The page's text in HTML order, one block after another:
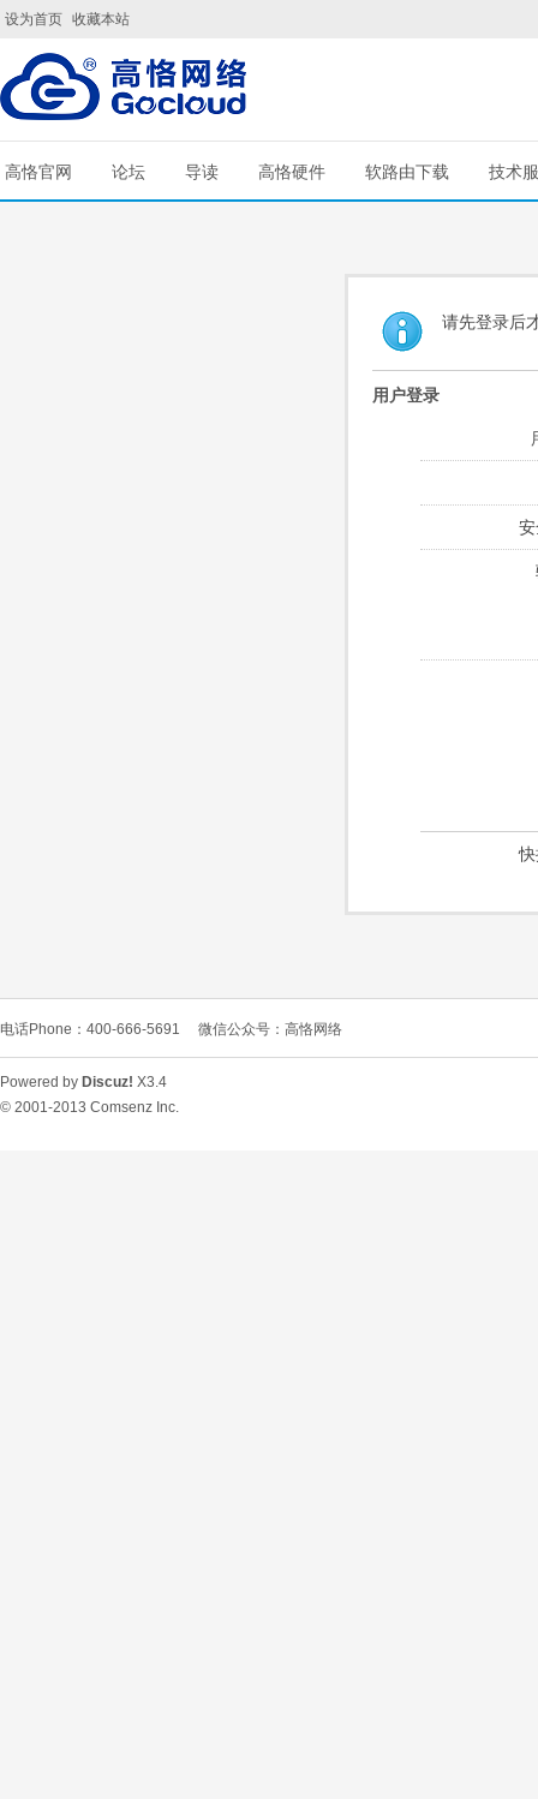
设为首页 收藏本站
高恪官网 论坛 导读 高恪硬件 软路由下载 技术
请先登录后
用户登录
电话Phone：400-666-5691 微信公众号：高恪网络
Powered by Discuz! X3.4
© 2001-2013 Comsenz Inc.